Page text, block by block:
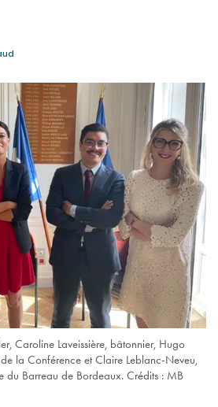
Caroline Laveissière, bâtonnier, Hugo
la Conférence et Claire Leblanc-Neveu,
du Barreau de Bordeaux. Crédits : MB